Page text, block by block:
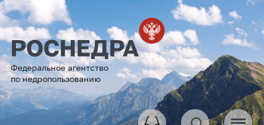
Федеральное агентство
по недропользованию